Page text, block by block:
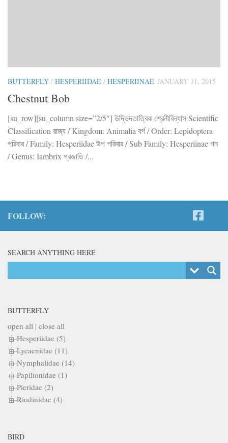
BUTTERFLY / HESPERIIDAE / HESPERIINAE JANUARY 11, 2015
Chestnut Bob
[su_row][su_column size=”2/5″] উদ্ভিদতাত্বিক শ্রেনীবিন্যাস Scientific
Classification রাজ্য / Kingdom: Animalia বর্গ / Order: Lepidoptera
পরিবার / Family: Hesperiidae উপ পরিবার / Sub Family: Hesperiinae গন
/ Genus: Iambrix প্রজাতি /...
FOLLOW:
SEARCH ANYTHING HERE
BUTTERFLY
open all | close all
Hesperiidae (5)
Lycaenidae (11)
Nymphalidae (14)
Papilionidae (1)
Pieridae (2)
Riodinidae (4)
BIRD